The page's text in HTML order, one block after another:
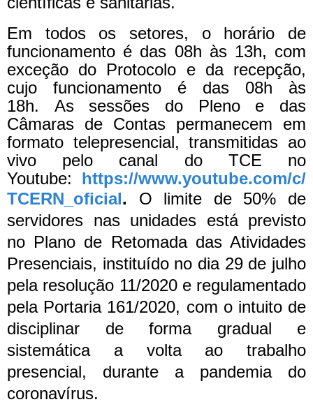
Em todos os setores, o horário de
funcionamento é das 08h às 13h, com
exceção do Protocolo e da recepção,
cujo funcionamento é das 08h às
18h. As sessões do Pleno e das
Câmaras de Contas permanecem em
formato telepresencial, transmitidas ao
vivo pelo canal do TCE no
Youtube: https://www.youtube.com/c/
TCERN_oficial.
O limite de 50% de
servidores nas unidades está previsto
no Plano de Retomada das Atividades
Presenciais, instituído no dia 29 de julho
pela resolução 11/2020 e regulamentado
pela Portaria 161/2020, com o intuito de
disciplinar de forma gradual e
sistemática a volta ao trabalho
presencial, durante a pandemia do
coronavírus.